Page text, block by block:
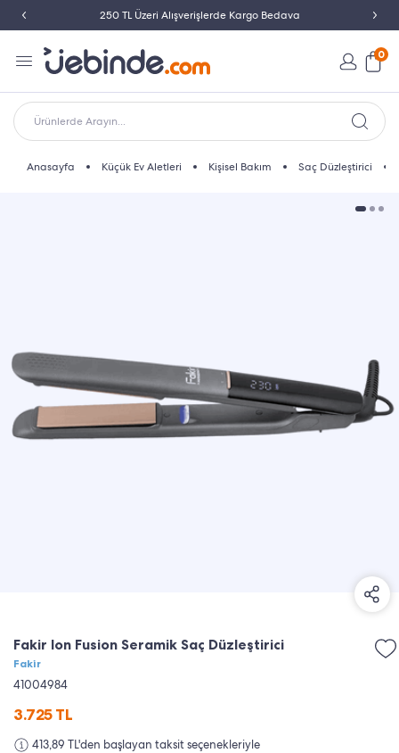
250 TL Üzeri Alışverişlerde Kargo Bedava
0
Ürünlerde Arayın...
Anasayfa Küçük Ev Aletleri Kişisel Bakım Saç Düzleştirici
Fakir Ion Fusion Seramik Saç Düzleştirici
Fakir
41004984
3.725TL
413,89 TL'den başlayan taksit seçenekleriyle